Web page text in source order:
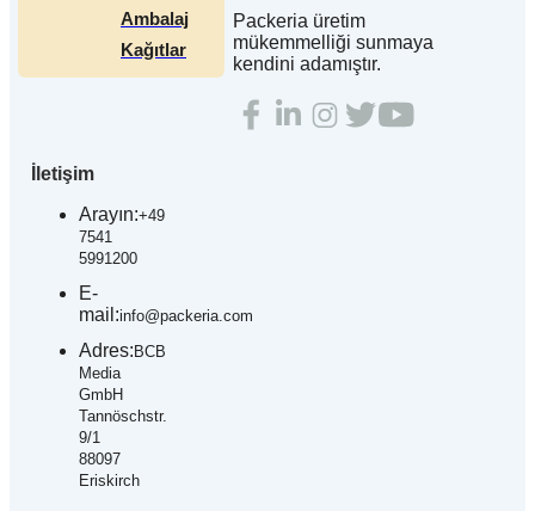
Ambalaj
Kağıtlar
Packeria üretim
mükemmelliği sunmaya
kendini adamıştır.
İletişim
Arayın:+49
7541
5991200
E-
mail:info@packeria.com
Adres: BCB
Media
GmbH
Tannöschstr.
9/1
88097
Eriskirch